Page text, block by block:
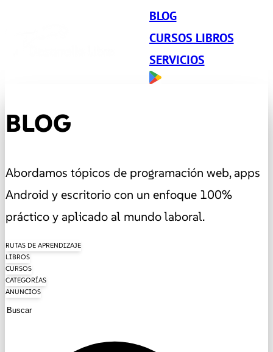
BLOG
CURSOS LIBROS
SERVICIOS
BLOG
Abordamos tópicos de programación web, apps
Android y escritorio con un enfoque 100%
práctico y aplicado al mundo laboral.
RUTAS DE APRENDIZAJE
LIBROS
CURSOS
CATEGORÍAS
ANUNCIOS